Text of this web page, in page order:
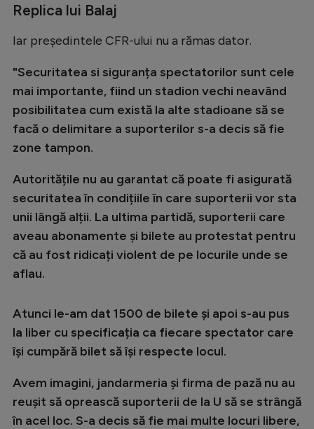
Ciclism
Alte sporturi
JO 2024
JO 2026
Intră în cont
Creează cont
Replica lui Balaj
Iar președintele CFR-ului nu a rămas dator.
"Securitatea si siguranța spectatorilor sunt cele
mai importante, fiind un stadion vechi neavând
posibilitatea cum există la alte stadioane să se
facă o delimitare a suporterilor s-a decis să fie
zone tampon.
Autoritățile nu au garantat că poate fi asigurată
securitatea în condițiile în care suporterii vor sta
unii lângă alții. La ultima partidă, suporterii care
aveau abonamente și bilete au protestat pentru
că au fost ridicați violent de pe locurile unde se
aflau.
Atunci le-am dat 1500 de bilete și apoi s-au pus
la liber cu specificația ca fiecare spectator care
își cumpără bilet să își respecte locul.
Avem imagini, jandarmeria și firma de pază nu au
reușit să oprească suporterii de la U să se strângă
în acel loc. S-a decis să fie mai multe locuri libere,